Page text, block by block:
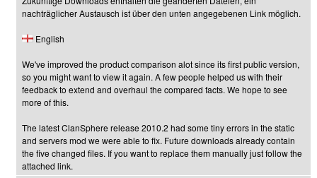
nachträglicher Austausch ist über den unten angegebenen Link möglich.
English
We've improved the product comparison alot since its first public version,
so you might want to view it again. A few people helped us with their
feedback to extend and overhaul the compared facts. We hope to see
more of this.
The latest ClanSphere release 2010.2 had some tiny errors in the static
and servers mod we were able to fix. Future downloads already contain
the five changed files. If you want to replace them manually just follow the
attached link.